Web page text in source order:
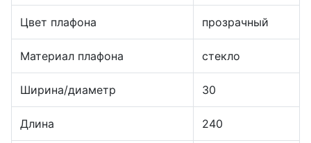
Цвет плафона прозрачный
Материал плафона стекло
Ширина/диаметр 30
Длина 240